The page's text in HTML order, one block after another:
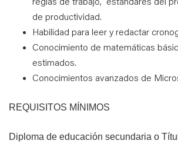
de productividad.
Habilidad para leer y redactar
Conocimiento de matemáticas
estimados.
Conocimientos avanzados de
REQUISITOS MÍNIMOS
Diploma de educación secundaria o